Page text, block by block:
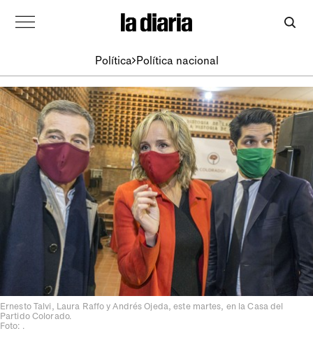
Política Política nacional
Ernesto Talvi, Laura Raffo y Andrés Ojeda, este martes, en la Casa del
Partido Colorado.
Foto: .